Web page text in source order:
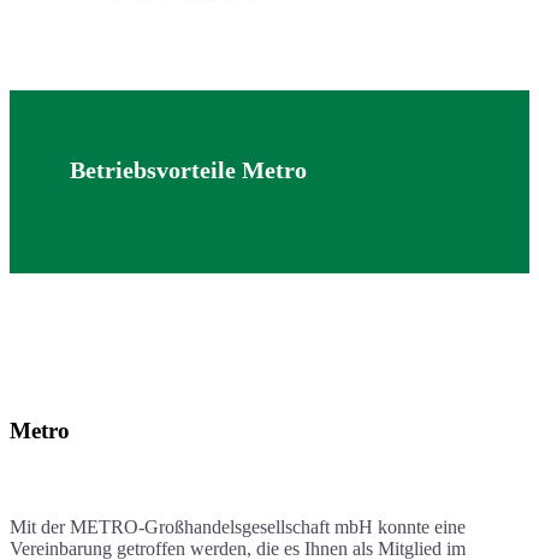
Betriebsvorteile Metro
Metro
Mit der METRO-Großhandelsgesellschaft mbH konnte eine
Vereinbarung getroffen werden, die es Ihnen als Mitglied im